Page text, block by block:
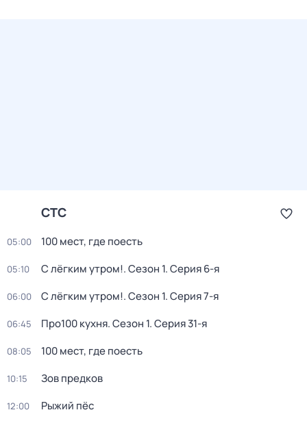
СТС
05:00 100 мeст, где пoесть
05:10 С лёгким утром!. Сезон 1. Серия 6-я
06:00 С лёгким утром!. Сезон 1. Серия 7-я
06:45 Про100 кухня. Сезон 1. Серия 31-я
08:05 100 мeст, где пoесть
10:15 Зов предков
12:00 Рыжий пёс